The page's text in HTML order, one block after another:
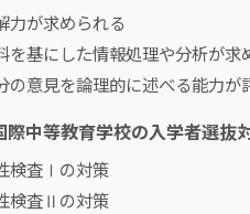
力が求められる
を基にした情報処理や分析が求
の意見を論理的に述べる能力が
際中等教育学校の入学者選抜
検査Ⅰの対策
検査Ⅱの対策